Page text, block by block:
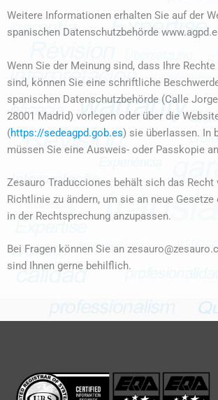
Weitere Informationen erhalten Sie auf der
spanischen Datenschutzbehörde
Wenn Sie der Meinung sind, dass Ihre
sind, können Sie eine schriftliche
spanischen Datenschutzbehörde (Calle
28001 Madrid) vorlegen oder über die
(https://sedeagpd.gob.es) sie überlassen. In
müssen Sie eine Ausweis- oder Passkopie
Zesauro Traducciones behält sich das Recht
Richtlinie zu ändern, um sie an neue Gesetze
in der Rechtsprechung anzupassen.
Bei Fragen können Sie an
sind Ihnen gerne behilflich.